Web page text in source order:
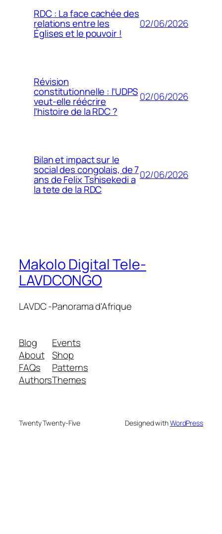
RDC : La face cachée des
relations entre les
Églises et le pouvoir !
02/06/2026
Révision
constitutionnelle : l’UDPS
veut-elle réécrire
l’histoire de la RDC ?
02/06/2026
Bilan et impact sur le
social des congolais, de 7
ans de Felix Tshisekedi a
la tete de la RDC
02/06/2026
Makolo Digital Tele-
LAVDCONGO
LAVDC -Panorama d'Afrique
Blog
About
FAQs
Authors
Events
Shop
Patterns
Themes
Twenty Twenty-Five Designed withWordPress